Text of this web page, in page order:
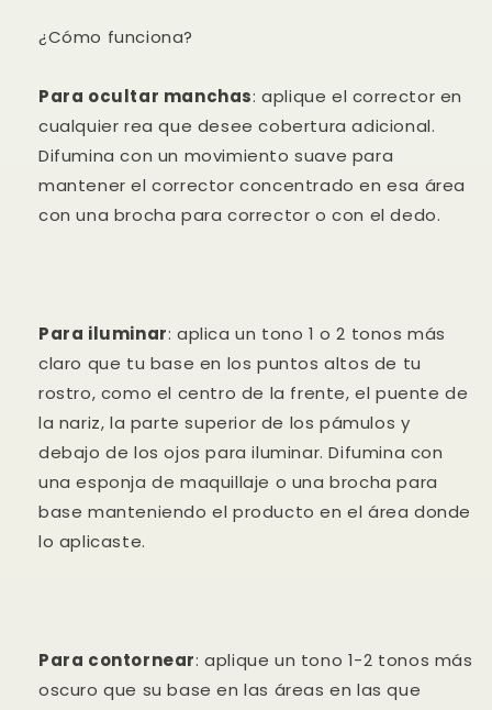
¿Cómo funciona?
Para ocultar manchas: aplique el corrector en
cualquier rea que desee cobertura adicional.
Difumina con un movimiento suave para
mantener el corrector concentrado en esa área
con una brocha para corrector o con el dedo.
Para iluminar: aplica un tono 1 o 2 tonos más
claro que tu base en los puntos altos de tu
rostro, como el centro de la frente, el puente de
la nariz, la parte superior de los pámulos y
debajo de los ojos para iluminar. Difumina con
una esponja de maquillaje o una brocha para
base manteniendo el producto en el área donde
lo aplicaste.
Para contornear: aplique un tono 1-2 tonos más
oscuro que su base en las áreas en las que